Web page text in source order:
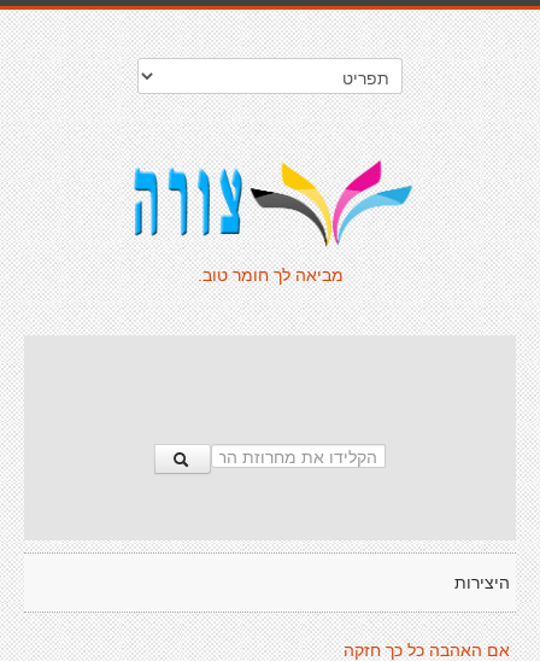
מביאה לך חומר טוב.
היצירות
אם האהבה כל כך חזקה